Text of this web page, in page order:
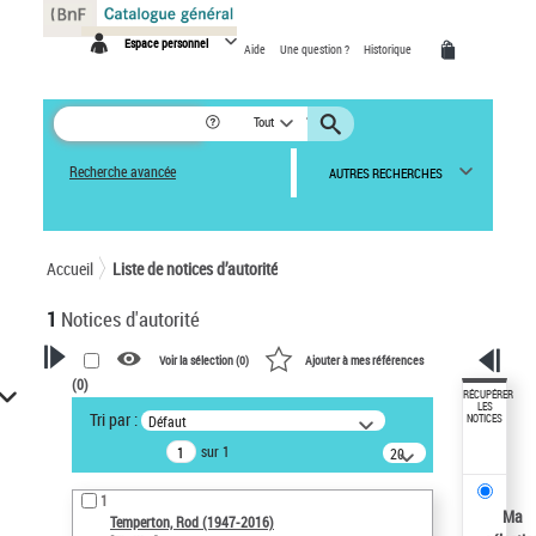
Espace personnel Aide Une question ? Historique
Tout
Recherche avancée AUTRES RECHERCHES
Accueil Liste de notices d’autorité
1 Notices d'autorité
VOTRE RECHERCHE
Recherche avancée dans les
notices d’autorité
Œuvres liées à l'auteur :
Temperton, Rod (1947-2016)
Voir la sélection (0) Ajouter à mes références
(0)
Tri par : Défaut
sur 1
20
résultats/page
1
Temperton, Rod (1947-2016)
RÉCUPÉRER
LES
NOTICES
Ma
Panneau de gestion des cookies